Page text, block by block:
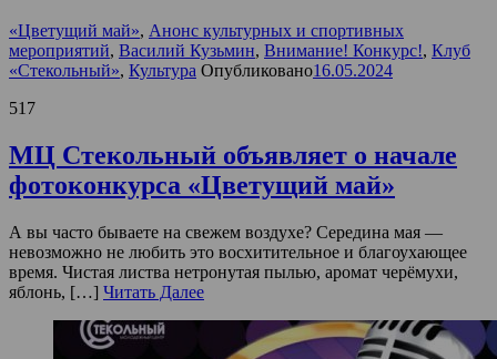
«Цветущий май», Анонс культурных и спортивных
мероприятий, Василий Кузьмин, Внимание! Конкурс!, Клуб
«Стекольный», Культура Опубликовано16.05.2024
517
МЦ Стекольный объявляет о начале
фотоконкурса «Цветущий май»
А вы часто бываете на свежем воздухе? Середина мая —
невозможно не любить это восхитительное и благоухающее
время. Чистая листва нетронутая пылью, аромат черёмухи,
яблонь, […] Читать Далее